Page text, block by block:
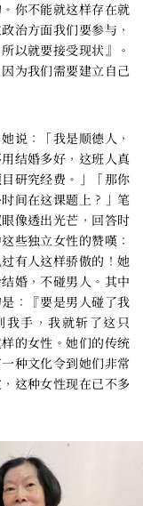
你不能就这样存在就
治方面我们要参与，
以就要接受现状』。
为我们需要建立自己
说：「我是顺德人，
结婚多好，这班人真
研究经费。」「那你
间在这课题上？」笔
像透出光芒，回答时
些独立女性的赞嘆：
有人这样骄傲的！她
婚，不碰男人。其中
：『要是男人碰了我
手，我就斩了这只
的女性。她们的传统
种文化令到她们非常
这种女性现在已不多